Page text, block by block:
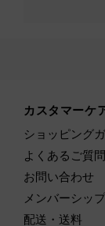
カスタマーケ
ショッピング
よくあるご質問
お問い合わせ
メンバーシッ
配送・送料